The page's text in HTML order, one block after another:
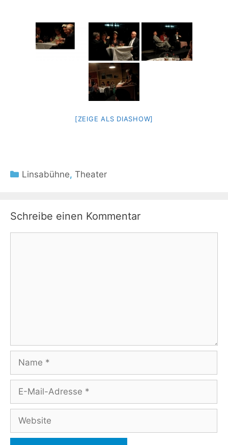
[ZEIGE ALS DIASHOW]
Kategorien
Linsabühne,Theater
Schreibe einen Kommentar
Mail-
Adresse